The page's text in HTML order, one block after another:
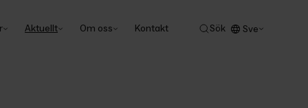
Aktuellt Om oss Kontakt Sök Sve